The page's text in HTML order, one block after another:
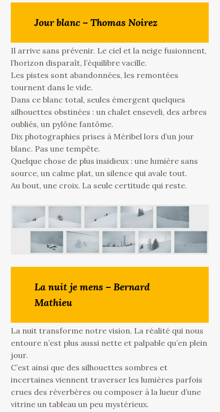
Jour blanc – Thomas Noirez
Il arrive sans prévenir. Le ciel et la neige fusionnent,
l’horizon disparaît, l’équilibre vacille.
Les pistes sont abandonnées, les remontées
tournent dans le vide.
Dans ce blanc total, seules émergent quelques
silhouettes obstinées : un chalet enseveli, des arbres
oubliés, un pylône fantôme.
Dix photographies prises à Méribel lors d’un jour
blanc. Pas une tempête.
Quelque chose de plus insidieux : une lumière sans
source, un calme plat, un silence qui avale tout.
Au bout, une croix. La seule certitude qui reste.
La nuit je mens – Bernard
Mathieu
La nuit transforme notre vision. La réalité qui nous
entoure n’est plus aussi nette et palpable qu’en plein
jour.
C’est ainsi que des silhouettes sombres et
incertaines viennent traverser les lumières parfois
crues des réverbères ou composer à la lueur d’une
vitrine un tableau un peu mystérieux.